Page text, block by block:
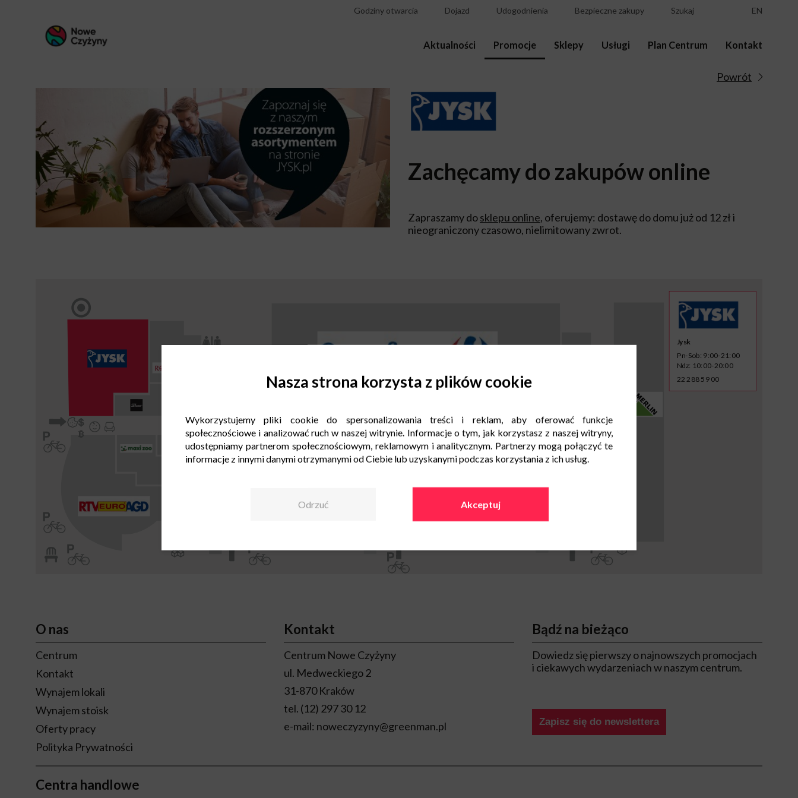
Godziny otwarcia Dojazd Udogodnienia Bezpieczne zakupy Szukaj EN
Aktualności Promocje Sklepy Usługi Plan Centrum Kontakt
Powrót
Zachęcamy do zakupów online
Zapraszamy dosklepu online, oferujemy: dostawę do domu już od 12 zł i
nieograniczony czasowo, nielimitowany zwrot.
Jysk
Pn-Sob: 9:00-21:00
Ndz: 10:00-20:00
22 288 59 00
O nas
Centrum
Kontakt
Wynajem lokali
Wynajem stoisk
Oferty pracy
Polityka Prywatności
Kontakt
Centrum Nowe Czyżyny
ul. Medweckiego 2
31-870 Kraków
tel. (12) 297 30 12
e-mail: noweczyzyny@greenman.pl
Bądź na bieżąco
Dowiedz się pierwszy o najnowszych promocjach
i ciekawych wydarzeniach w naszym centrum.
Zapisz się do newslettera
Centra handlowe
Nasza strona korzysta z plików cookie
Wykorzystujemy pliki cookie do spersonalizowania treści i reklam, aby oferować funkcje
społecznościowe i analizować ruch w naszej witrynie. Informacje o tym, jak korzystasz z naszej witryny,
udostępniamy partnerom społecznościowym, reklamowym i analitycznym. Partnerzy mogą połączyć te
informacje z innymi danymi otrzymanymi od Ciebie lub uzyskanymi podczas korzystania z ich usług.
Odrzuć Akceptuj